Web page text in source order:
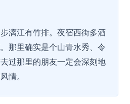
漓江有竹排。夜宿西街多酒
那里确实是个山青水秀、令
过那里的朋友一定会深刻地
情。